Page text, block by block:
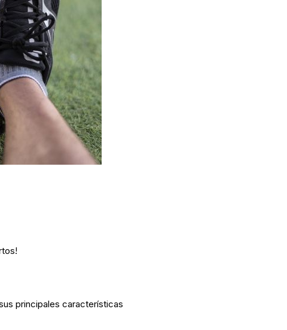
principales características